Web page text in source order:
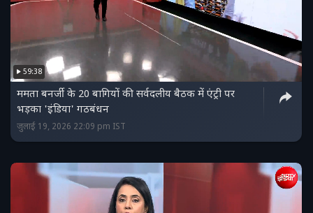
59:38
ममता बनर्जी के 20 बागियों की सर्वदलीय बैठक में एंट्री पर
भड़का 'इंडिया' गठबंधन
जुलाई 19, 2026 22:09 pm IST